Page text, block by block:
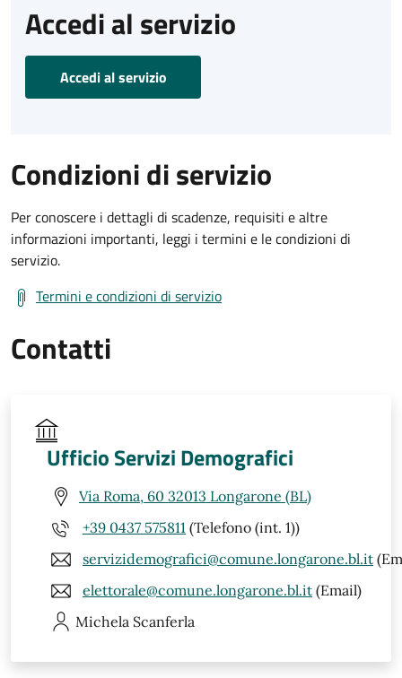
Accedi al servizio
Accedi al servizio
Condizioni di servizio
Per conoscere i dettagli di scadenze, requisiti e altre
informazioni importanti, leggi i termini e le condizioni di
servizio.
Termini e condizioni di servizio
Contatti
Ufficio Servizi Demografici
Via Roma, 60 32013 Longarone (BL)
+39 0437 575811 (Telefono (int. 1))
servizidemografici@comune.longarone.bl.it
elettorale@comune.longarone.bl.it (Email)
Michela Scanferla